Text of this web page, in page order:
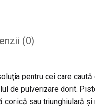
(0)
pentru cei care
de pulverizare dorit.
sau triunghiulară